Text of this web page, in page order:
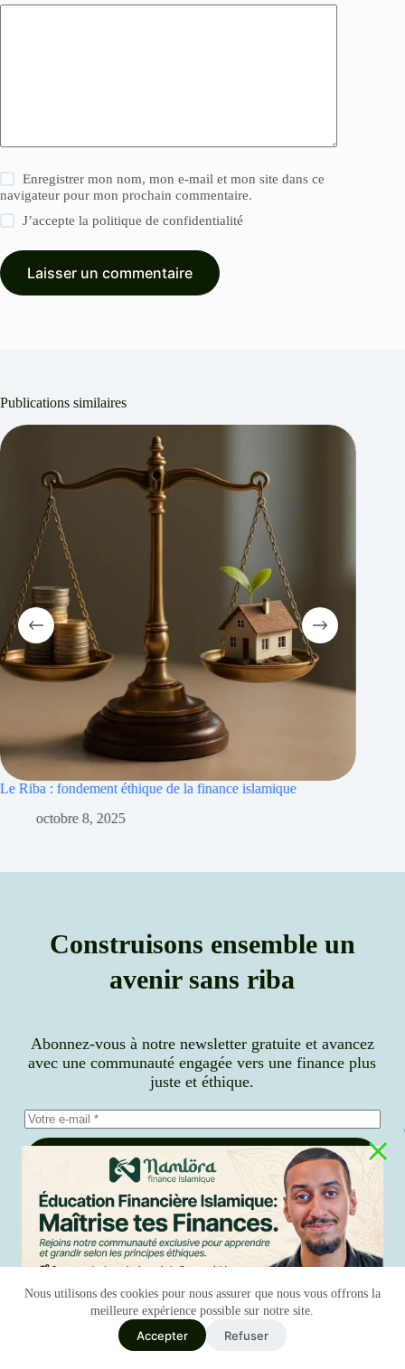
Nous utilisons des cookies pour nous assurer que nous vous offrons la
meilleure expérience possible sur notre site.
Accepter Refuser
Enregistrer mon nom, mon e-mail et mon site dans ce
navigateur pour mon prochain commentaire.
J’accepte lapolitique de confidentialité
Laisser un commentaire
Publications similaires
Riba et inflation : islamique pour protéger le patrimoine
septembre 30, 2025
Construisons ensemble un
avenir sans riba
Abonnez-vous à notre newsletter gratuite et avancez
avec une communauté engagée vers une finance plus
juste et éthique.
S’inscrire
J’accepte la politique de confidentialité